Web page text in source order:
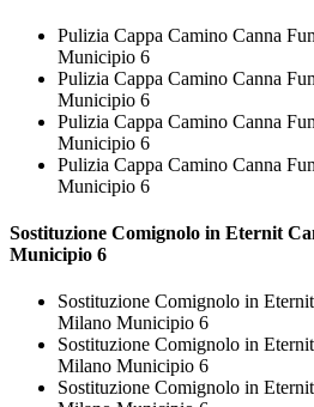
Pulizia Cappa Camino Canna
Municipio 6
Pulizia Cappa Camino Canna
Municipio 6
Pulizia Cappa Camino Canna
Municipio 6
Pulizia Cappa Camino Canna
Municipio 6
Sostituzione Comignolo in Eternit
Municipio 6
Sostituzione Comignolo in
Milano Municipio 6
Sostituzione Comignolo in
Milano Municipio 6
Sostituzione Comignolo in